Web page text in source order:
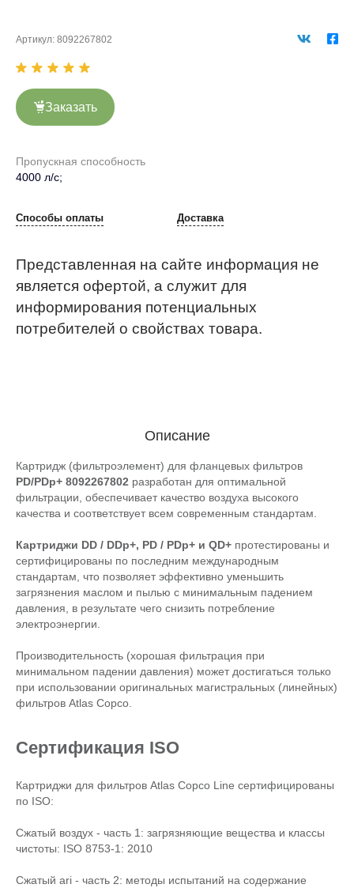
Артикул: 8092267802
Заказать
Пропускная способность
4000 л/с;
Способы оплаты Доставка
Представленная на сайте информация не
является офертой, а служит для
информирования потенциальных
потребителей о свойствах товара.
Описание
Картридж (фильтроэлемент) для фланцевых фильтров
PD/PDp+ 8092267802 разработан для оптимальной
фильтрации, обеспечивает качество воздуха высокого
качества и соответствует всем современным стандартам.
Картриджи DD / DDp+, PD / PDp+ и QD+ протестированы и
сертифицированы по последним международным
стандартам, что позволяет эффективно уменьшить
загрязнения маслом и пылью с минимальным падением
давления, в результате чего снизить потребление
электроэнергии.
Производительность (хорошая фильтрация при
минимальном падении давления) может достигаться только
при использовании оригинальных магистральных (линейных)
фильтров Atlas Copco.
Сертификация ISO
Картриджи для фильтров Atlas Copco Line сертифицированы
по ISO:
Сжатый воздух - часть 1: загрязняющие вещества и классы
чистоты: ISO 8753-1: 2010
Сжатый ari - часть 2: методы испытаний на содержание